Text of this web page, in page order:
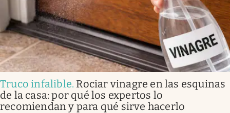
Truco infalible. Rociar vinagre en las esquinas
de la casa: por qué los expertos lo
recomiendan y para qué sirve hacerlo